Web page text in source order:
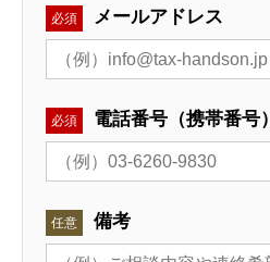
必須 メールアドレス
必須 電話番号（携帯番号）
任意 備考